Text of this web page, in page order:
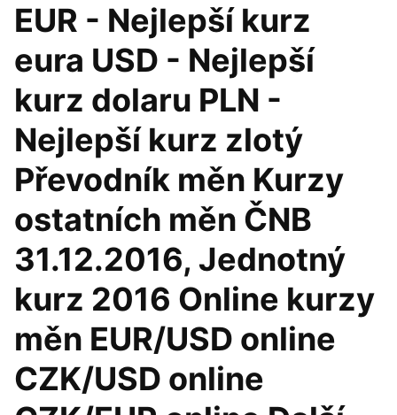
EUR - Nejlepší kurz
eura USD - Nejlepší
kurz dolaru PLN -
Nejlepší kurz zlotý
Převodník měn Kurzy
ostatních měn ČNB
31.12.2016, Jednotný
kurz 2016 Online kurzy
měn EUR/USD online
CZK/USD online